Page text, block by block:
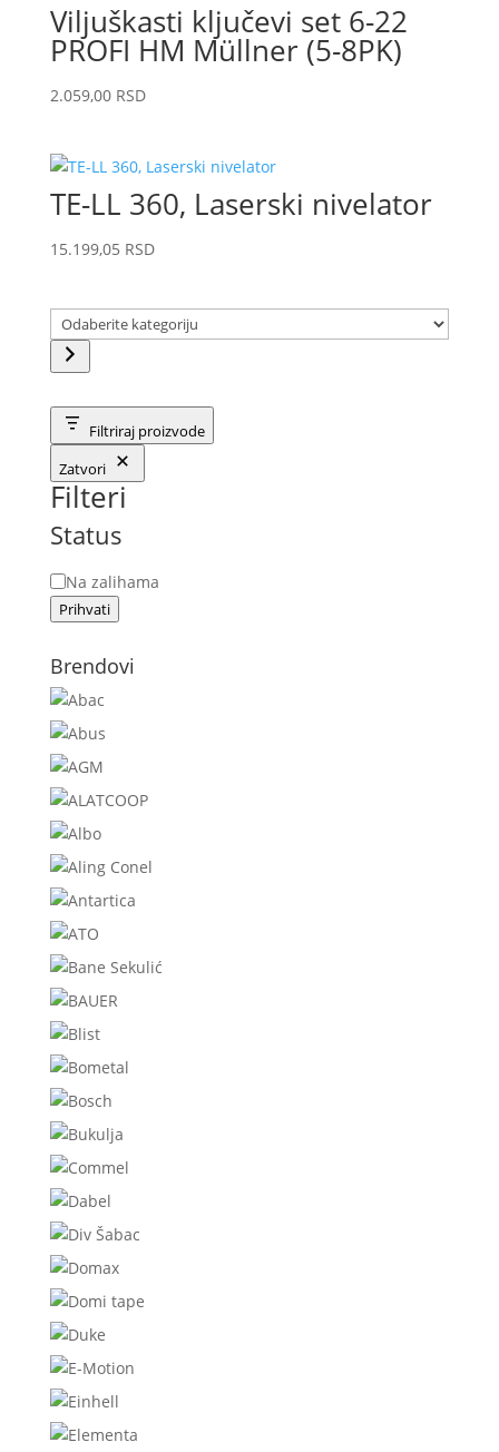
Viljuškasti ključevi set 6-22
PROFI HM Müllner (5-8PK)
2.059,00 RSD
TE-LL 360, Laserski nivelator
15.199,05 RSD
Odaberite
kategoriju
Filtriraj proizvode
Zatvori
Filteri
Status
Status
Na zalihama
Prihvati
Brendovi